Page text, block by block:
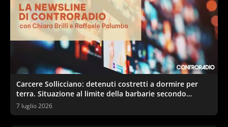
Carcere Sollicciano: detenuti costretti a dormire per
terra. Situazione al limite della barbarie secondo
sindacati e garante
7 luglio 2026